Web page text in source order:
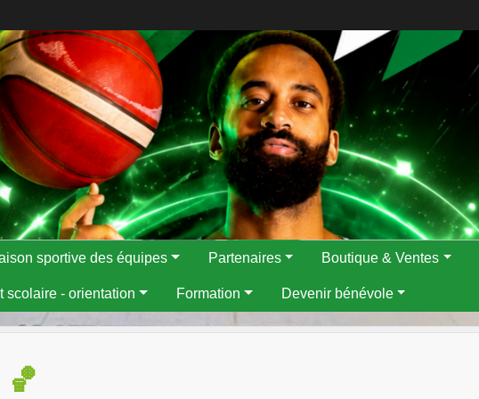
sportive des équipes Partenaires Boutique & Ventes
scolaire - orientation Formation Devenir bénévole
🏀